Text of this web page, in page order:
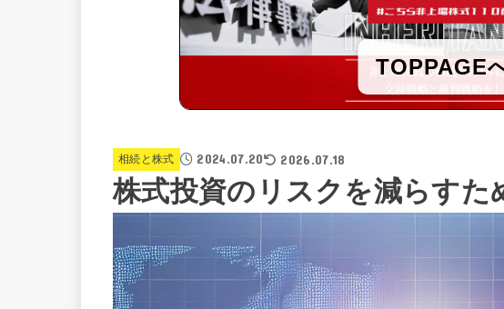
TOPPAGE
相続と株式 2024.07.20 2026.07.18
株式投資のリスクを減らすた